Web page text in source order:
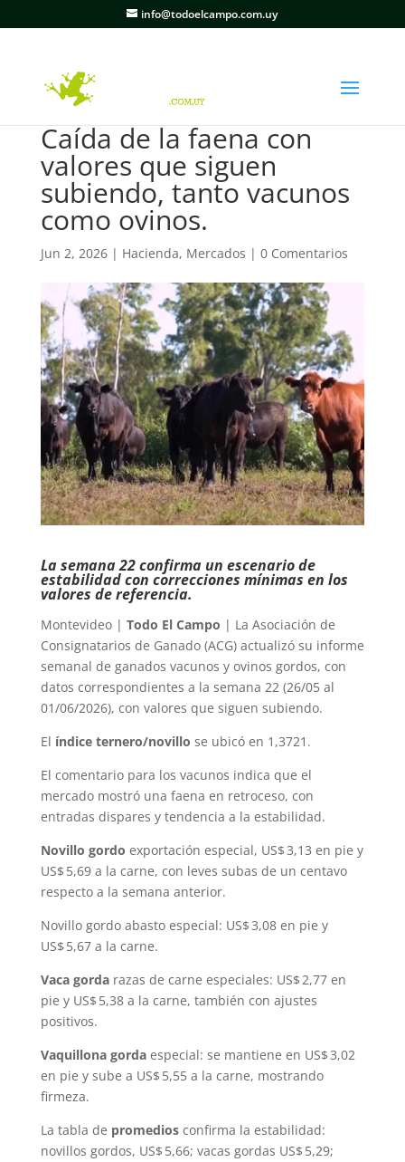
info@todoelcampo.com.uy
Caída de la faena con
valores que siguen
subiendo, tanto vacunos
como ovinos.
Jun 2, 2026| Hacienda, Mercados | 0 Comentarios
La semana 22 confirma un escenario de
estabilidad con correcciones mínimas en los
valores de referencia.
Montevideo | Todo El Campo | La Asociación de
Consignatarios de Ganado (ACG) actualizó su informe
semanal de ganados vacunos y ovinos gordos, con
datos correspondientes a la semana 22 (26/05 al
01/06/2026), con valores que siguen subiendo.
El índice ternero/novillo se ubicó en 1,3721.
El comentario para los vacunos indica que el
mercado mostró una faena en retroceso, con
entradas dispares y tendencia a la estabilidad.
Novillo gordo exportación especial, US$ 3,13 en pie y
US$ 5,69 a la carne, con leves subas de un centavo
respecto a la semana anterior.
Novillo gordo abasto especial: US$ 3,08 en pie y
US$ 5,67 a la carne.
Vaca gordarazas de carne especiales: US$ 2,77 en
pie y US$ 5,38 a la carne, también con ajustes
positivos.
Vaquillona gordaespecial: se mantiene en US$ 3,02
en pie y sube a US$ 5,55 a la carne, mostrando
firmeza.
La tabla de promediosconfirma la estabilidad:
novillos gordos, US$ 5,66; vacas gordas US$ 5,29;